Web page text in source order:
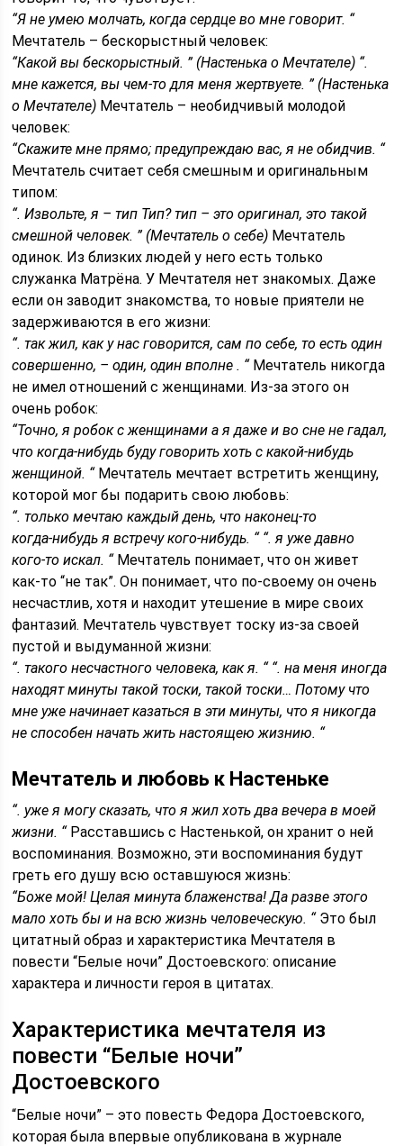
“Я не умею молчать, когда сердце во мне говорит. “
Мечтатель – бескорыстный человек:
“Какой вы бескорыстный. ” (Настенька о Мечтателе) “.
мне кажется, вы чем‑то для меня жертвуете. ” (Настенька
о Мечтателе) Мечтатель – необидчивый молодой
человек:
“Скажите мне прямо; предупреждаю вас, я не обидчив. “
Мечтатель считает себя смешным и оригинальным
типом:
“. Извольте, я – тип Тип? тип – это оригинал, это такой
смешной человек. ” (Мечтатель о себе) Мечтатель
одинок. Из близких людей у него есть только
служанка Матрёна. У Мечтателя нет знакомых. Даже
если он заводит знакомства, то новые приятели не
задерживаются в его жизни:
“. так жил, как у нас говорится, сам по себе, то есть один
совершенно, – один, один вполне . “Мечтатель никогда
не имел отношений с женщинами. Из-за этого он
очень робок:
“Точно, я робок с женщинами а я даже и во сне не гадал,
что когда‑нибудь буду говорить хоть с какой‑нибудь
женщиной. “Мечтатель мечтает встретить женщину,
которой мог бы подарить свою любовь:
“. только мечтаю каждый день, что наконец‑то
когда‑нибудь я встречу кого‑нибудь. “ “. я уже давно
кого‑то искал. “Мечтатель понимает, что он живет
как-то “не так”. Он понимает, что по-своему он очень
несчастлив, хотя и находит утешение в мире своих
фантазий. Мечтатель чувствует тоску из-за своей
пустой и выдуманной жизни:
“. такого несчастного человека, как я. “ “. на меня иногда
находят минуты такой тоски, такой тоски… Потому что
мне уже начинает казаться в эти минуты, что я никогда
не способен начать жить настоящею жизнию. “
Мечтатель и любовь к Настеньке
“. уже я могу сказать, что я жил хоть два вечера в моей
жизни. “Расставшись с Настенькой, он хранит о ней
воспоминания. Возможно, эти воспоминания будут
греть его душу всю оставшуюся жизнь:
“Боже мой! Целая минута блаженства! Да разве этого
мало хоть бы и на всю жизнь человеческую. “Это был
цитатный образ и характеристика Мечтателя в
повести “Белые ночи” Достоевского: описание
характера и личности героя в цитатах.
Характеристика мечтателя из
повести “Белые ночи”
Достоевского
“Белые ночи” – это повесть Федора Достоевского,
которая была впервые опубликована в журнале